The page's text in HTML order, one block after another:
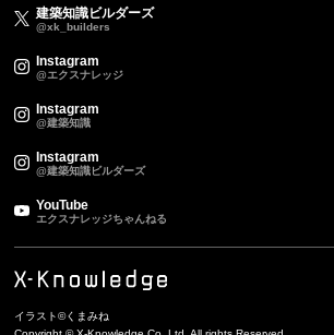
建築知識ビルダーズ
@xk_builders
Instagram
@エクスナレッジ
Instagram
@建築知識
Instagram
@建築知識ビルダーズ
YouTube
エクスナレッジちゃんねる
イラスト©くまみね